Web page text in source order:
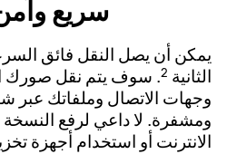
سريع
الثانية 2. سوف يتم نقل صورك
وجهات الاتصال وملفاتك عبر
ومشفرة. لا داعي لرفع النسخة
الانترنت أو استخدام أجهزة